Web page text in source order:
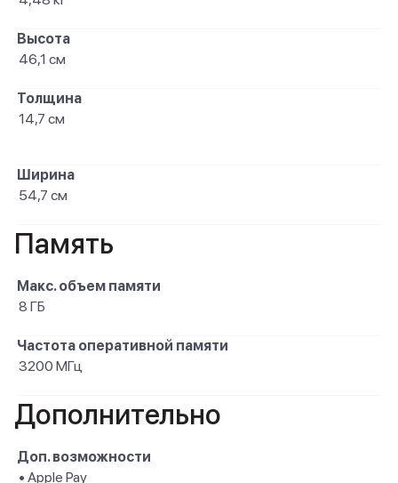
Высота
46,1 см
Толщина
14,7 см
Ширина
54,7 см
Память
Макс. объем памяти
8 ГБ
Частота оперативной памяти
3200 МГц
Дополнительно
Доп. возможности
• Apple Pay